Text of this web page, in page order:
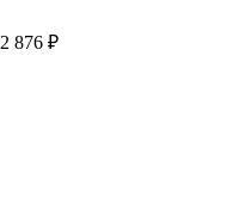
2 876 ₽